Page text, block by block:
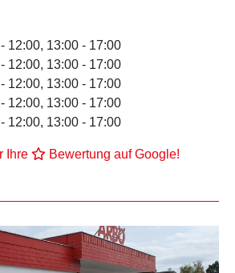
12:00, 13:00 - 17:00
12:00, 13:00 - 17:00
12:00, 13:00 - 17:00
12:00, 13:00 - 17:00
12:00, 13:00 - 17:00
Ihre Bewertung auf Google!